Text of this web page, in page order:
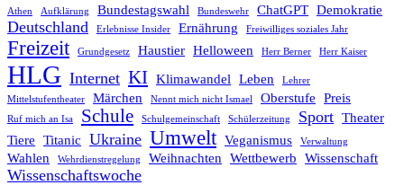
Athen Aufklärung Bundestagswahl Bundeswehr ChatGPT Demokratie
Deutschland Erlebnisse Insider Ernährung Freiwilliges soziales Jahr
Freizeit Grundgesetz Haustier Helloween Herr Berner Herr Kaiser
HLG Internet KI Klimawandel Leben
Lehrer
Mittelstufentheater
Märchen Nennt mich nicht Ismael Oberstufe Preis
Ruf mich an Isa Schule Schulgemeinschaft Schülerzeitung Sport Theater
Tiere Titanic Ukraine Umwelt Veganismus Verwaltung
Wahlen Wehrdienstregelung Weihnachten Wettbewerb Wissenschaft
Wissenschaftswoche